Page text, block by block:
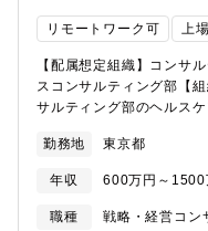
ーマ】◯プロジェクト例・
ーシング業務の一部アウ
革のグランドデザイン策
た事業会社の成長戦略策
ィング事業本部のホーム
http://www.nri.com/jp/
費財、通信、エネルギー
ームに対して競争力のあ
リモートワーク可 上
【配属想定組織】コンサ
スコンサルティング部【
サルティング部のヘルス
例・ヘルスケア関連企業
支援・内外資の製薬企業
ング戦略の立案・消費財
の企業で検討しているヘ
勤務地 東京都
年収 600万円～1500
職種
戦略・経営コン